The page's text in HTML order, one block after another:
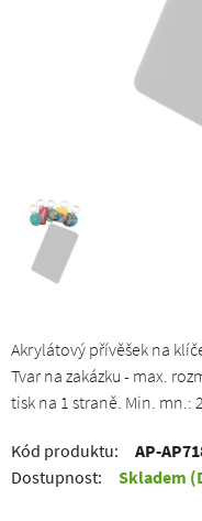
Akrylátový přívěšek na
Tvar na zakázku - max.
tisk na 1 straně. Min. mn.:
Kód produktu:
AP-
Dostupnost:
Skladem